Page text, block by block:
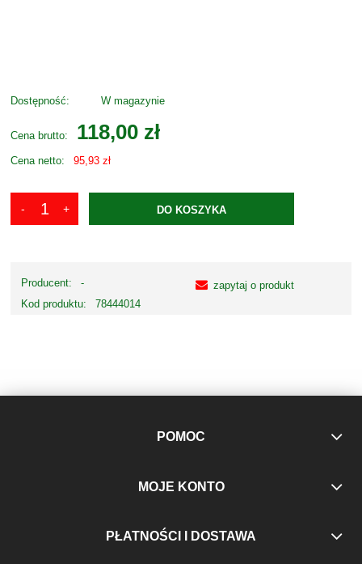
Dostępność: W magazynie
Cena brutto: 118,00 zł
Cena netto: 95,93 zł
DO KOSZYKA
Producent:
-
Kod produktu:
78444014
zapytaj o produkt
POMOC
MOJE KONTO
PŁATNOŚCI I DOSTAWA